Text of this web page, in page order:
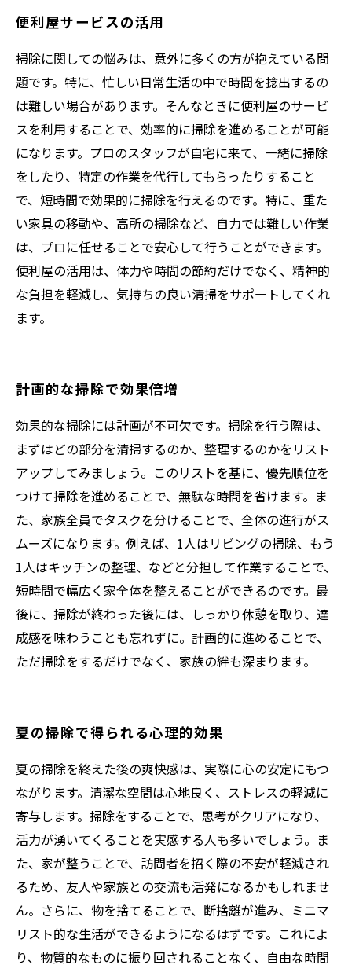
便利屋サービスの活用
掃除に関しての悩みは、意外に多くの方が抱えている問
題です。特に、忙しい日常生活の中で時間を捻出するの
は難しい場合があります。そんなときに便利屋のサービ
スを利用することで、効率的に掃除を進めることが可能
になります。プロのスタッフが自宅に来て、一緒に掃除
をしたり、特定の作業を代行してもらったりすること
で、短時間で効果的に掃除を行えるのです。特に、重た
い家具の移動や、高所の掃除など、自力では難しい作業
は、プロに任せることで安心して行うことができます。
便利屋の活用は、体力や時間の節約だけでなく、精神的
な負担を軽減し、気持ちの良い清掃をサポートしてくれ
ます。
計画的な掃除で効果倍増
効果的な掃除には計画が不可欠です。掃除を行う際は、
まずはどの部分を清掃するのか、整理するのかをリスト
アップしてみましょう。このリストを基に、優先順位を
つけて掃除を進めることで、無駄な時間を省けます。ま
た、家族全員でタスクを分けることで、全体の進行がス
ムーズになります。例えば、1人はリビングの掃除、もう
1人はキッチンの整理、などと分担して作業することで、
短時間で幅広く家全体を整えることができるのです。最
後に、掃除が終わった後には、しっかり休憩を取り、達
成感を味わうことも忘れずに。計画的に進めることで、
ただ掃除をするだけでなく、家族の絆も深まります。
夏の掃除で得られる心理的効果
夏の掃除を終えた後の爽快感は、実際に心の安定にもつ
ながります。清潔な空間は心地良く、ストレスの軽減に
寄与します。掃除をすることで、思考がクリアになり、
活力が湧いてくることを実感する人も多いでしょう。ま
た、家が整うことで、訪問者を招く際の不安が軽減され
るため、友人や家族との交流も活発になるかもしれませ
ん。さらに、物を捨てることで、断捨離が進み、ミニマ
リスト的な生活ができるようになるはずです。これによ
り、物質的なものに振り回されることなく、自由な時間